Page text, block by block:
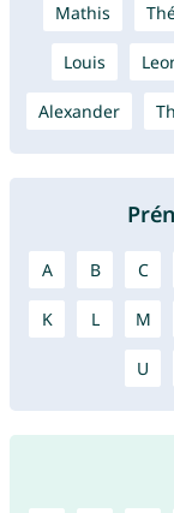
Mathis
Louis
Alexander
A B C
K L M
U